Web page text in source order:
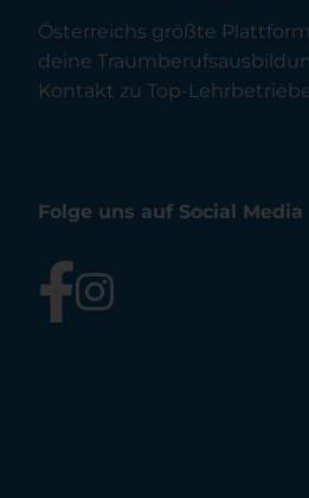
Österreichs größte
deine
Kontakt zu Top-
Folge uns auf Social Media